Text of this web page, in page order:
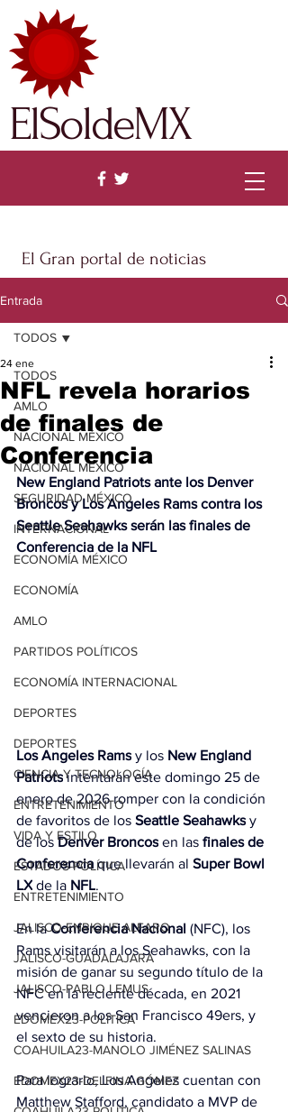
El Gran portal de noticias
ElSoldeMX
Entrada
TODOS
AMLO
NACIONAL MÉXICO
NACIONAL MÉXICO
SEGURIDAD MÉXICO
INTERNACIONAL
ECONOMÍA MÉXICO
ECONOMÍA
AMLO
PARTIDOS POLÍTICOS
ECONOMÍA INTERNACIONAL
DEPORTES
DEPORTES
CIENCIA Y TECNOLOGÍA
ENTRETENIMIENTO
VIDA Y ESTILO
ESTADOS-POLÍTICA
ENTRETENIMIENTO
JALISCO-ENRIQUE ALFARO
JALISCO-GUADALAJARA
JALISCO-PABLO LEMUS
EDOMEX23-POLÍTICA
COAHUILA23-MANOLO JIMÉNEZ SALINAS
EDOMEX23-DELFINA GÓMEZ
TODOS
NFL revela horarios
de finales de
Conferencia
24 ene
New England Patriots ante los Denver
Broncos y Los Angeles Rams contra los
Seattle Seahawks serán las finales de
Conferencia de la NFL
Los Angeles Rams y los New England
Patriots intentarán este domingo 25 de
enero de 2026 romper con la condición
de favoritos de los Seattle Seahawks y
de los Denver Broncos en las finales de
Conferencia que llevarán al Super Bowl
LX de la NFL.
En la Conferencia Nacional (NFC), los
Rams visitarán a los Seahawks, con la
misión de ganar su segundo título de la
NFC en la reciente década, en 2021
vencieron a los San Francisco 49ers, y
el sexto de su historia.
Para lograrlo, Los Angeles cuentan con
Matthew Stafford, candidato a MVP de